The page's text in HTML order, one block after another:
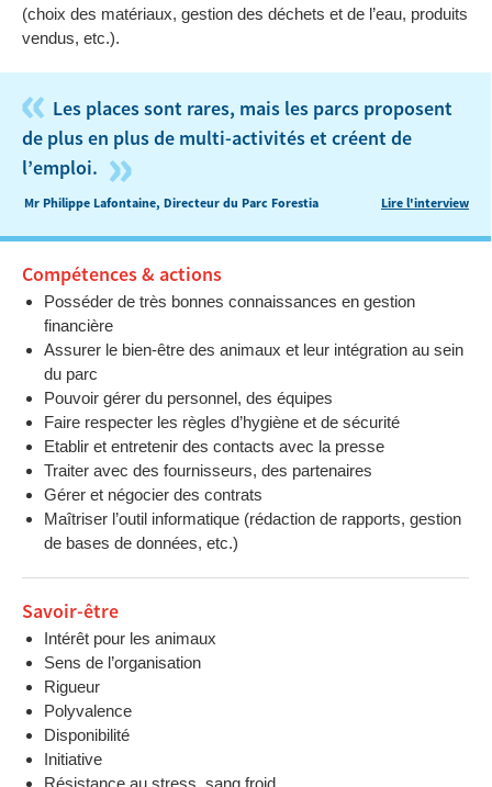
(choix des matériaux, gestion des déchets et de l’eau, produits
vendus, etc.).
« Les places sont rares, mais les parcs proposent
de plus en plus de multi-activités et créent de
l’emploi. » Mr Philippe Lafontaine, Directeur du Parc Forestia Lire l'interview
Compétences & actions
Posséder de très bonnes connaissances en gestion
financière
Assurer le bien-être des animaux et leur intégration au sein
du parc
Pouvoir gérer du personnel, des équipes
Faire respecter les règles d’hygiène et de sécurité
Etablir et entretenir des contacts avec la presse
Traiter avec des fournisseurs, des partenaires
Gérer et négocier des contrats
Maîtriser l’outil informatique (rédaction de rapports, gestion
de bases de données, etc.)
Savoir-être
Intérêt pour les animaux
Sens de l’organisation
Rigueur
Polyvalence
Disponibilité
Initiative
Résistance au stress, sang froid